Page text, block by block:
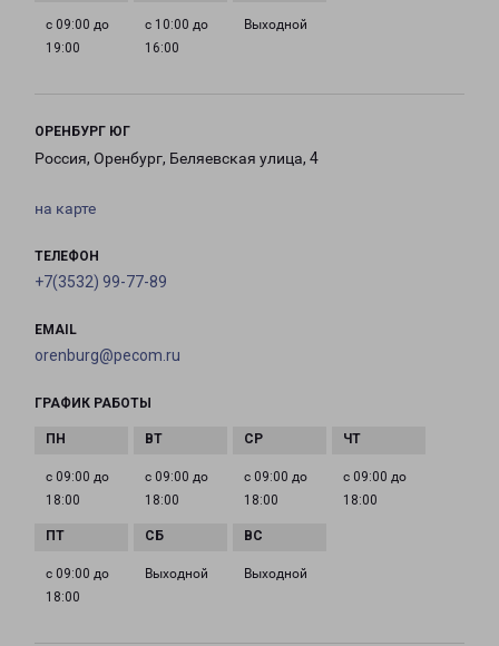
с 09:00 до
19:00
с 10:00 до
16:00
Выходной
ОРЕНБУРГ ЮГ
Россия, Оренбург, Беляевская улица, 4
на карте
ТЕЛЕФОН
+7(3532) 99-77-89
EMAIL
orenburg@pecom.ru
ГРАФИК РАБОТЫ
с 09:00 до
18:00
с 09:00 до
18:00
с 09:00 до
18:00
с 09:00 до
18:00
с 09:00 до
18:00
Выходной Выходной